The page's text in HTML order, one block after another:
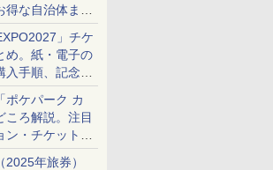
な自治体まと
」チケ
め。紙・電子の
手順、記念チ
ポケパーク カ
ころ解説。注目
・チケット手
必要な準備は？
年旅券）